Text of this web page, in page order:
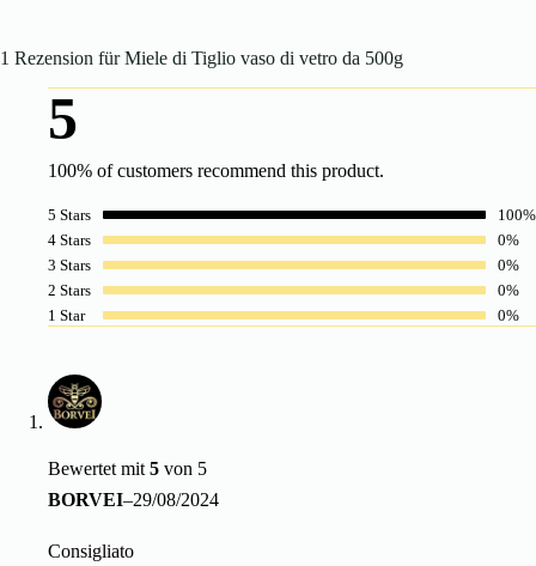
1 Rezension fürMiele di Tiglio vaso di vetro da 500g
5
100% of customers recommend this product.
5 Stars
100%
4 Stars
0%
3 Stars
0%
2 Stars
0%
1 Star
0%
Bewertet mit 5 von 5
BORVEI–29/08/2024
Consigliato